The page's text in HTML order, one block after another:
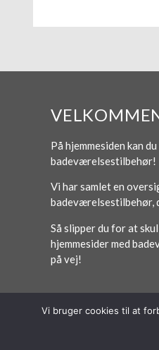
På hjemmesiden kan
badeværelsestilbehør!
Vi har samlet en
badeværelsestilbehør,
Så slipper du for at
hjemmesider med
på vej!
Vi bruger cookies til at